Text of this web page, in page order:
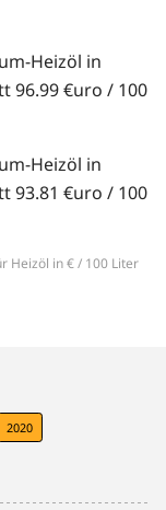
Heizöl in
96.99 €uro / 100
Heizöl in
93.81 €uro / 100
Heizöl in € / 100 Liter
2020